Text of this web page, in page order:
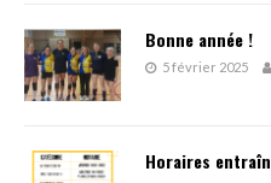
Bonne année !
5 février 2025
Horaires